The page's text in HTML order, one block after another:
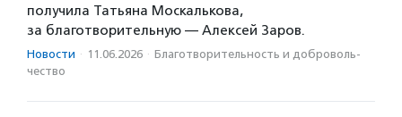
получила Татьяна Москалькова,
за благотворительную — Алексей Заров.
Новости · 11.06.2026 · Благотвори­тель­ность и доброволь­
чест­во